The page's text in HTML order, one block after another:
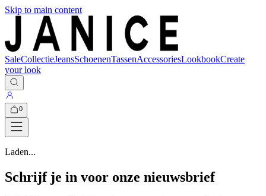
Skip to main content
SaleCollectieJeansSchoenenTassenAccessoriesLookbookCreate
your look
0
Laden...
Schrijf je in voor onze nieuwsbrief